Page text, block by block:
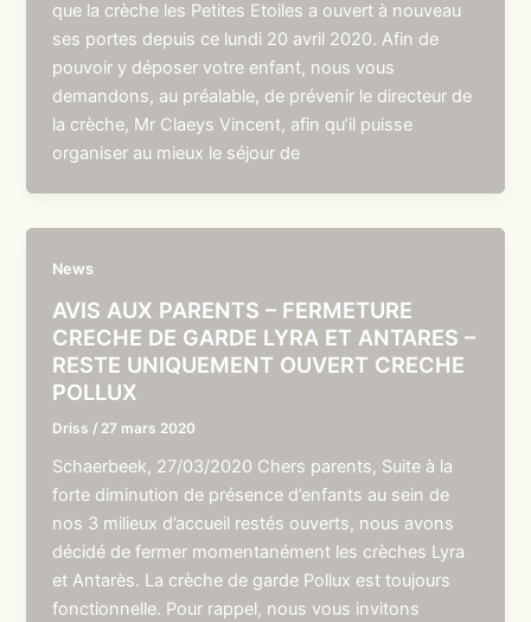
que la crèche les Petites Etoiles a ouvert à nouveau
ses portes depuis ce lundi 20 avril 2020. Afin de
pouvoir y déposer votre enfant, nous vous
demandons, au préalable, de prévenir le directeur de
la crèche, Mr Claeys Vincent, afin qu’il puisse
organiser au mieux le séjour de
News
AVIS AUX PARENTS – FERMETURE
CRECHE DE GARDE LYRA ET ANTARES –
RESTE UNIQUEMENT OUVERT CRECHE
POLLUX
Driss / 27 mars 2020
Schaerbeek, 27/03/2020 Chers parents, Suite à la
forte diminution de présence d’enfants au sein de
nos 3 milieux d’accueil restés ouverts, nous avons
décidé de fermer momentanément les crèches Lyra
et Antarès. La crèche de garde Pollux est toujours
fonctionnelle. Pour rappel, nous vous invitons